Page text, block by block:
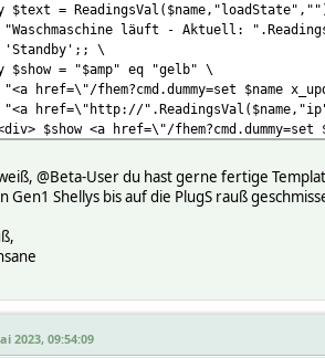
$text =
"Waschmaschine läuft - Aktuell:
\
$show = "$amp" eq "gelb" \
"<a href=\"/fhem?cmd.dummy=set $name
href=\"http://
$show <a href=\"/
MQTT2_shellyplug_s_040C7E
MQTT2_shellyplug_s_040C7E event-on-
MQTT2_shellyplug_s_040C7E event-on-
MQTT2_shellyplug_s_040C7E
MQTT2_shellyplug_s_040C7E model
relay/0/power:.*
@Beta-User du hast gerne fertige
Gen1 Shellys bis auf die PlugS rauß
2023, 09:54:09